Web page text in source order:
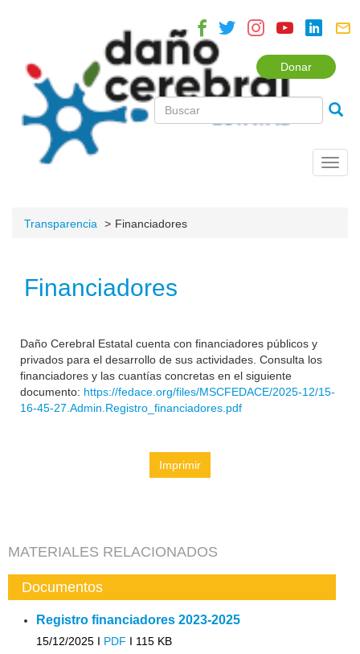
Donar
Transparencia Financiadores
Financiadores
Daño Cerebral Estatal cuenta con financiadores públicos y
privados para el desarrollo de sus actividades. Consulta los
financiadores y las cuantías concretas en el siguiente
documento: https://fedace.org/files/MSCFEDACE/2025-12/15-
16-45-27.Admin.Registro_financiadores.pdf
Imprimir
MATERIALES RELACIONADOS
Documentos
Registro financiadores 2023-2025
15/12/2025 I PDF I 115 KB